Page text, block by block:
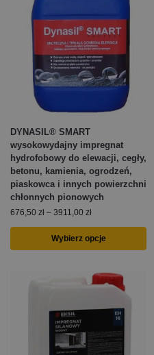
DYNASIL® SMART
wysokowydajny impregnat
hydrofobowy do elewacji, cegły,
betonu, kamienia, ogrodzeń,
piaskowca i innych powierzchni
chłonnych pionowych
676,50 zł – 3911,00 zł
Wybierz opcje